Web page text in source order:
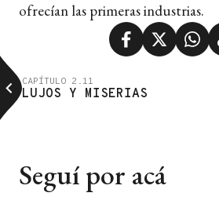
ofrecían las primeras industrias.
CAPÍTULO 2.11
LUJOS Y MISERIAS
Seguí por acá